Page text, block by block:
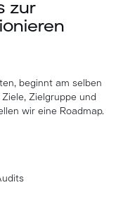
zur
beginnt am selben
Zielgruppe und
wir eine Roadmap.